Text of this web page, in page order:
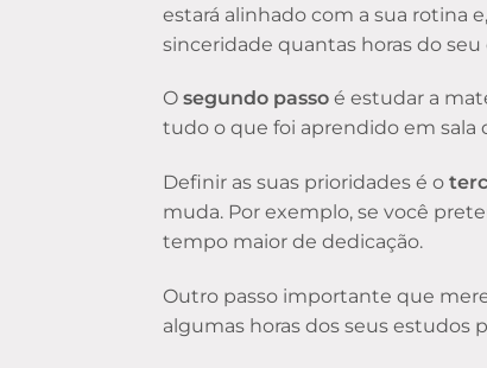
estará alinhado com a sua rotina
sinceridade quantas horas do
O segundo passo é estudar a
tudo o que foi aprendido em sala
Definir as suas prioridades é o
muda. Por exemplo, se você
tempo maior de dedicação.
Outro passo importante que
algumas horas dos seus estudos